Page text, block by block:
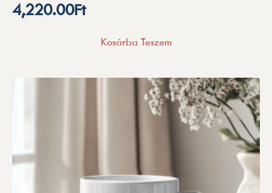
4,220.00Ft
Kosárba Teszem